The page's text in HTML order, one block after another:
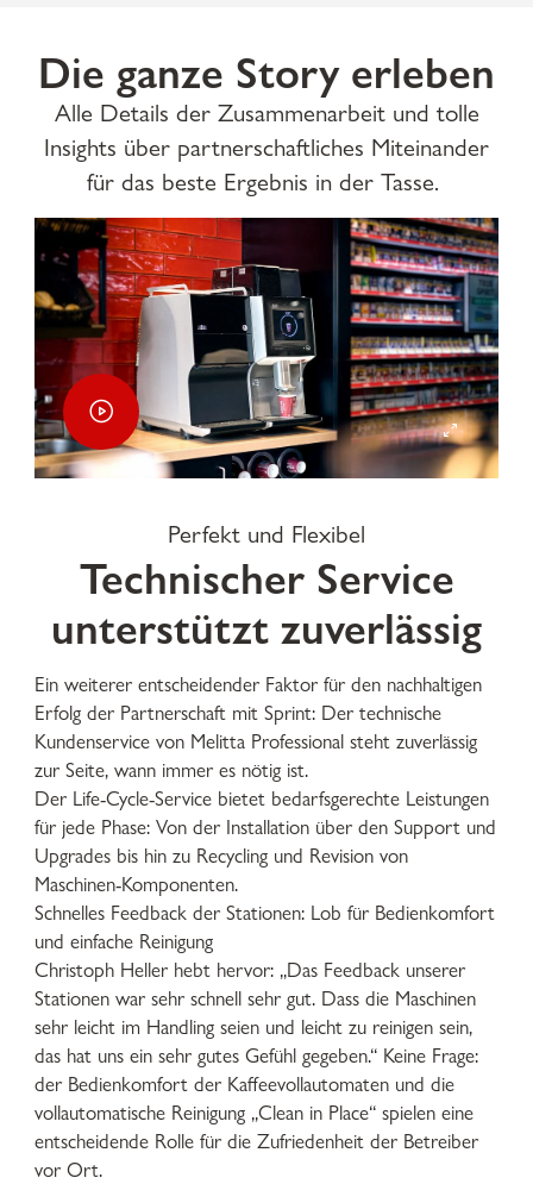
Die ganze Story erleben
Alle Details der Zusammenarbeit und tolle
Insights über partnerschaftliches Miteinander
für das beste Ergebnis in der Tasse.
Perfekt und Flexibel
Technischer Service
unterstützt zuverlässig
Ein weiterer entscheidender Faktor für den nachhaltigen
Erfolg der Partnerschaft mit Sprint: Der technische
Kundenservice von Melitta Professional steht zuverlässig
zur Seite, wann immer es nötig ist.
Der Life-Cycle-Service bietet bedarfsgerechte Leistungen
für jede Phase: Von der Installation über den Support und
Upgrades bis hin zu Recycling und Revision von
Maschinen-Komponenten.
Schnelles Feedback der Stationen: Lob für Bedienkomfort
und einfache Reinigung
Christoph Heller hebt hervor: „Das Feedback unserer
Stationen war sehr schnell sehr gut. Dass die Maschinen
sehr leicht im Handling seien und leicht zu reinigen sein,
das hat uns ein sehr gutes Gefühl gegeben.“ Keine Frage:
der Bedienkomfort der Kaffeevollautomaten und die
vollautomatische Reinigung „Clean in Place“ spielen eine
entscheidende Rolle für die Zufriedenheit der Betreiber
vor Ort.